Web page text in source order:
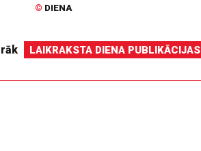
© DIENA
LAIKRAKSTA DIENA PUBLIKĀCIJAS